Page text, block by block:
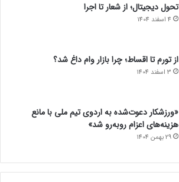
تحول دیجیتال؛ از شعار تا اجرا
4 اسفند 1404
از تورم تا اقساط؛ چرا بازار وام داغ شد؟
3 اسفند 1404
«ورزشکار دعوت‌شده به اردوی تیم ملی با مانع
هزینه‌های اعزام روبه‌رو شد»
29 بهمن 1404